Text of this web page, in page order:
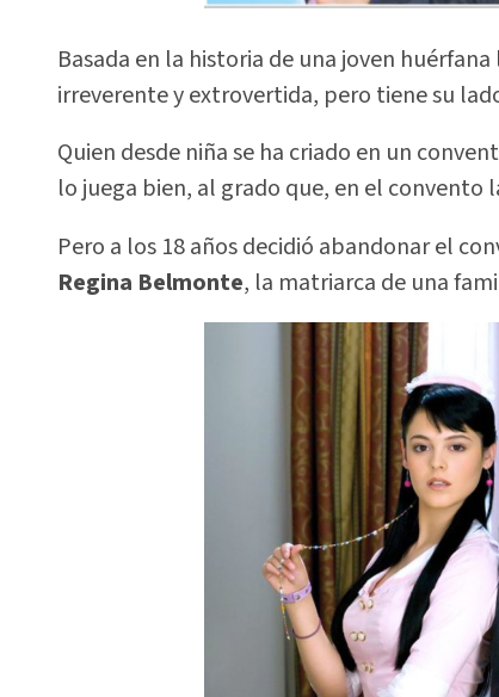
Basada en la historia de una joven
irreverente y extrovertida, pero tiene su
Quien desde niña se ha criado en un
lo juega bien, al grado que, en el convento
Pero a los 18 años decidió abandonar el
Regina Belmonte, la matriarca de una